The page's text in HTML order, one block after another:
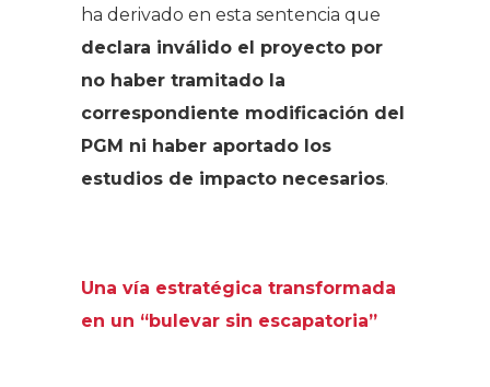
ha derivado en esta sentencia que
declara inválido el proyecto por
no haber tramitado la
correspondiente modificación del
PGM ni haber aportado los
estudios de impacto necesarios.
Una vía estratégica transformada
en un “bulevar sin escapatoria”